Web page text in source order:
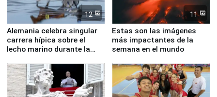
12
Alemania celebra singular
carrera hípica sobre el
lecho marino durante la
11
Estas son las imágenes
más impactantes de la
semana en el mundo